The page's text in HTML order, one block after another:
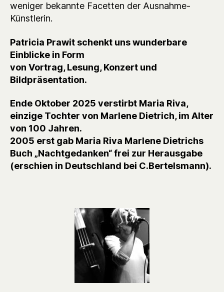
weniger bekannte Facetten der Ausnahme-
Künstlerin.
Patricia Prawit schenkt uns wunderbare
Einblicke in Form
von Vortrag, Lesung,Konzert und
Bildpräsentation.
Ende Oktober 2025 verstirbt Maria Riva,
einzige Tochter von Marlene Dietrich,im Alter
von 100 Jahren.
2005 erst gab Maria Riva Marlene Dietrichs
Buch „Nachtgedanken“ frei zur Herausgabe
(erschien in Deutschland bei C.Bertelsmann).